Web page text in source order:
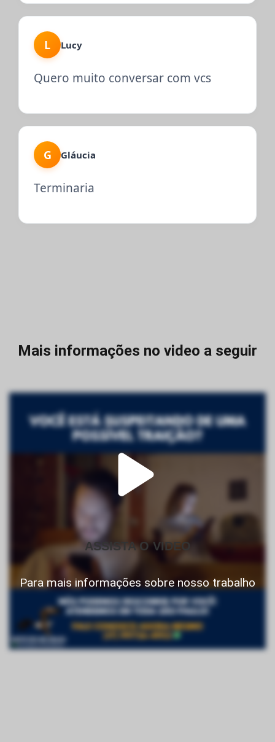
L Lucy
Quero muito conversar com vcs
G Gláucia
Terminaria
Mais informações no video a seguir
ASSISTA O VIDEO
Para mais informações sobre nosso trabalho